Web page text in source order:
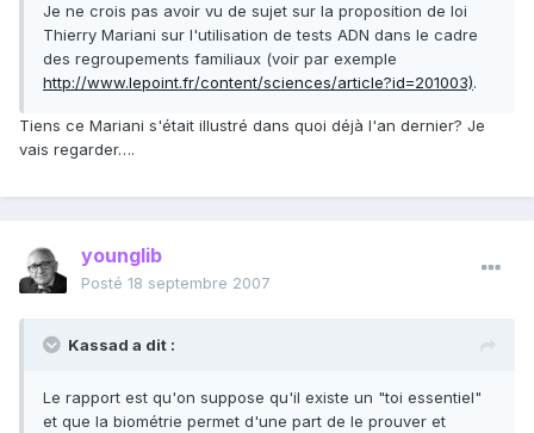
Je ne crois pas avoir vu de sujet sur la proposition de loi
Thierry Mariani sur l'utilisation de tests ADN dans le cadre
des regroupements familiaux (voir par exemple
http://www.lepoint.fr/content/sciences/article?id=201003).
Tiens ce Mariani s'était illustré dans quoi déjà l'an dernier? Je
vais regarder….
younglib
Posté 18 septembre 2007
Kassad a dit :
Le rapport est qu'on suppose qu'il existe un "toi essentiel"
et que la biométrie permet d'une part de le prouver et